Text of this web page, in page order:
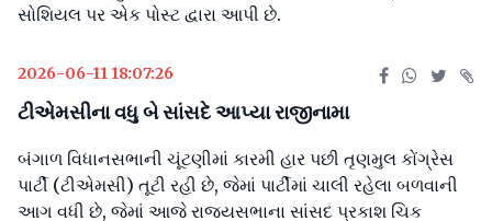
સોશિયલ પર એક પોસ્ટ દ્વારા આપી છે.
2026-06-11 18:07:26
ટીએમસીના વધુ બે સાંસદે આપ્યા રાજીનામા
બંગાળ વિધાનસભાની ચૂંટણીમાં કારમી હાર પછી તૃણમુલ કોંગ્રેસ
પાર્ટી (ટીએમસી) તૂટી રહી છે, જેમાં પાર્ટીમાં ચાલી રહેલા બળવાની
આગ વધી છે, જેમાં આજે રાજ્યસભાના સાંસદ પ્રકાશ ચિક